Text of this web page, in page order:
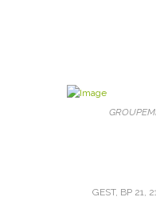
GEST, BP 21,